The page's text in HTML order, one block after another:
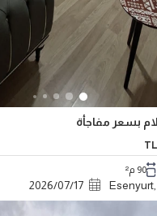
بسعر مفاجأة
TL
90 م²
2026/07/17